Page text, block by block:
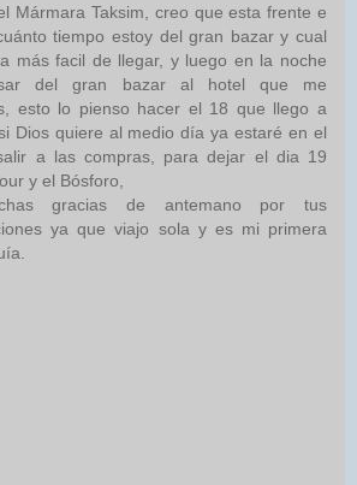
Mármara Taksim, creo que esta frente e
tiempo estoy del gran bazar y cual
más facil de llegar, y luego en la noche
del gran bazar al hotel que me
esto lo pienso hacer el 18 que llego a
Dios quiere al medio día ya estaré en el
a las compras, para dejar el dia 19
y el Bósforo,
gracias de antemano por tus
ya que viajo sola y es mi primera